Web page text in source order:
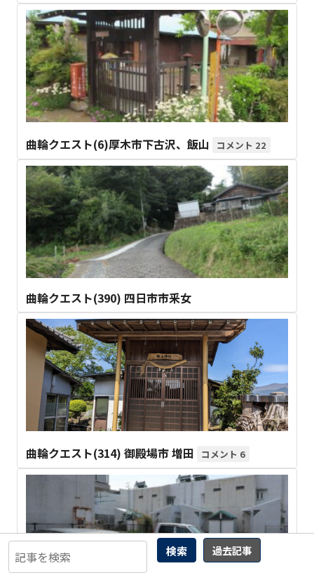
検索 過去記事
曲輪クエスト(6)厚木市下古沢、飯山 22
曲輪クエスト(390) 四日市市釆女
曲輪クエスト(314) 御殿場市 増田 6